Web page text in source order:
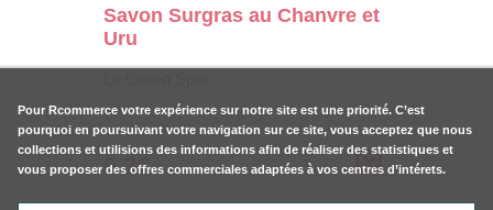
Savon Surgras au Chanvre et
Uru
6.3€
Pour Rcommerce votre expérience sur notre site est une priorité. C’est
pourquoi en poursuivant votre navigation sur ce site, vous acceptez que nous
collections et utilisions des informations afin de réaliser des statistiques et
vous proposer des offres commerciales adaptées à vos centres d’intérets.